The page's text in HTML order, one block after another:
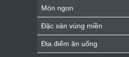
Món ngon
Đặc sản vùng miền
Địa điểm ăn uống